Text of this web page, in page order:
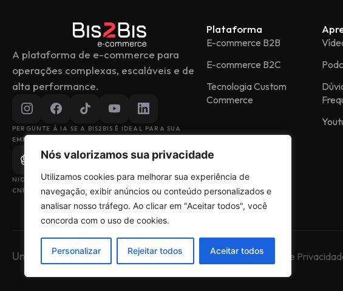
Nós valorizamos sua privacidade
Utilizamos cookies para melhorar sua experiência de
navegação, exibir anúncios ou conteúdo personalizados e
analisar nosso tráfego. Ao clicar em "Aceitar todos", você
concorda com o uso de cookies.
Personalizar Rejeitar todos Aceitar todos
A plataforma de e-commerce para
operações complexas, escaláveis e de
alta performance.
PERGUNTE À IA SE A BIS2BIS É IDEAL PARA SUA
EMPRESA
NIOBIO DESENVOLVIMENTO DE SISTEMAS LTDA
CNPJ: 43.153.880/0001-49
Plataforma
E-commerce B2B
E-commerce B2C
Tecnologia Custom
Commerce
Uma empresa do grupo Big4Tech Termos de UsoPolítica de